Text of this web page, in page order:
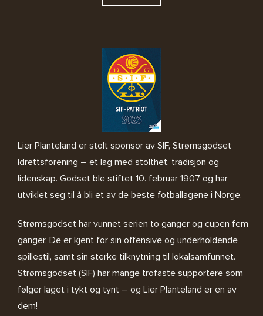
Lier Planteland er stolt sponsor av SIF, Strømsgodset
Idrettsforening – et lag med stolthet, tradisjon og
lidenskap. Godset ble stiftet 10. februar 1907 og har
utviklet seg til å bli et av de beste fotballagene i Norge.
Strømsgodset har vunnet serien to ganger og cupen fem
ganger. De er kjent for sin offensive og underholdende
spillestil, samt sin sterke tilknytning til lokalsamfunnet.
Strømsgodset (SIF) har mange trofaste supportere som
følger laget i tykt og tynt – og Lier Planteland er en av
dem!